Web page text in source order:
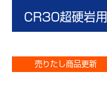
CR30超硬岩用
売りたし商品更新